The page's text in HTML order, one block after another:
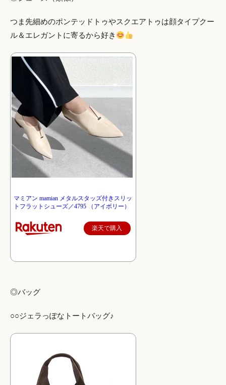
つま先細めのポンテッドトゥやスクエアトゥは顔タイプクー
ル＆エレガントに寄るから好き
マミアン mamian メタルスタッズ付きスリッ
トフラットシューズ／4795 （アイボリー）
楽天で購入
◎バッグ
○○ジェラっぽなトートバッグ♪